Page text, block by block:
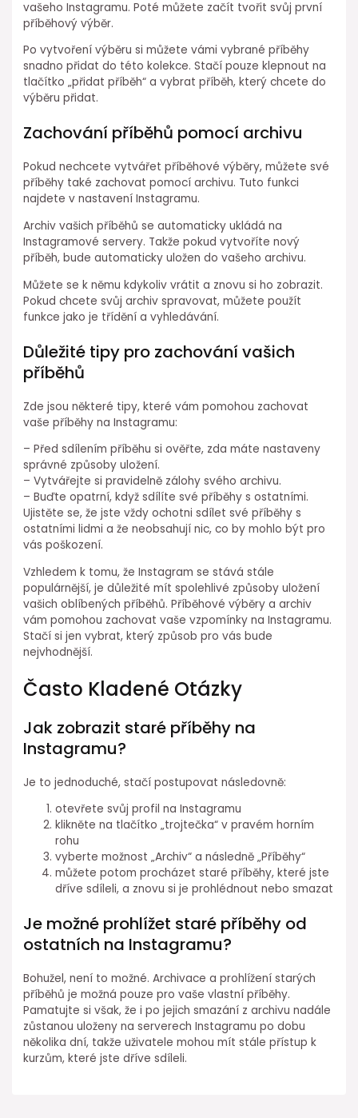
vašeho Instagramu. Poté můžete začít tvořit svůj první
příběhový výběr.
Po vytvoření výběru si můžete vámi vybrané příběhy
snadno přidat do této kolekce. Stačí pouze klepnout na
tlačítko „přidat příběh“ a vybrat příběh, který chcete do
výběru přidat.
Zachování příběhů pomocí archivu
Pokud nechcete vytvářet příběhové výběry, můžete své
příběhy také zachovat pomocí archivu. Tuto funkci
najdete v nastavení Instagramu.
Archiv vašich příběhů se automaticky ukládá na
Instagramové servery. Takže pokud vytvoříte nový
příběh, bude automaticky uložen do vašeho archivu.
Můžete se k němu kdykoliv vrátit a znovu si ho zobrazit.
Pokud chcete svůj archiv spravovat, můžete použít
funkce jako je třídění a vyhledávání.
Důležité tipy pro zachování vašich
příběhů
Zde jsou některé tipy, které vám pomohou zachovat
vaše příběhy na Instagramu:
– Před sdílením příběhu si ověřte, zda máte nastaveny
správné způsoby uložení.
– Vytvářejte si pravidelně zálohy svého archivu.
– Buďte opatrní, když sdílíte své příběhy s ostatními.
Ujistěte se, že jste vždy ochotni sdílet své příběhy s
ostatními lidmi a že neobsahují nic, co by mohlo být pro
vás poškození.
Vzhledem k tomu, že Instagram se stává stále
populárnější, je důležité mít spolehlivé způsoby uložení
vašich oblíbených příběhů. Příběhové výběry a archiv
vám pomohou zachovat vaše vzpomínky na Instagramu.
Stačí si jen vybrat, který způsob pro vás bude
nejvhodnější.
Často Kladené Otázky
Jak zobrazit staré příběhy na
Instagramu?
Je to jednoduché, stačí postupovat následovně:
otevřete svůj profil na Instagramu
klikněte na tlačítko „trojtečka“ v pravém horním
rohu
vyberte možnost „Archiv“ a následně „Příběhy“
můžete potom procházet staré příběhy, které jste
dříve sdíleli, a znovu si je prohlédnout nebo smazat
Je možné prohlížet staré příběhy od
ostatních na Instagramu?
Bohužel, není to možné. Archivace a prohlížení starých
příběhů je možná pouze pro vaše vlastní příběhy.
Pamatujte si však, že i po jejich smazání z archivu nadále
zůstanou uloženy na serverech Instagramu po dobu
několika dní, takže uživatele mohou mít stále přístup k
kurzům, které jste dříve sdíleli.